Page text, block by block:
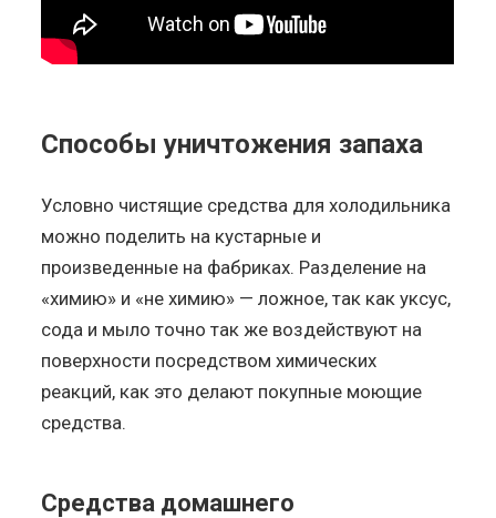
Способы уничтожения запаха
Условно чистящие средства для холодильника
можно поделить на кустарные и
произведенные на фабриках. Разделение на
«химию» и «не химию» — ложное, так как уксус,
сода и мыло точно так же воздействуют на
поверхности посредством химических
реакций, как это делают покупные моющие
средства.
Средства домашнего